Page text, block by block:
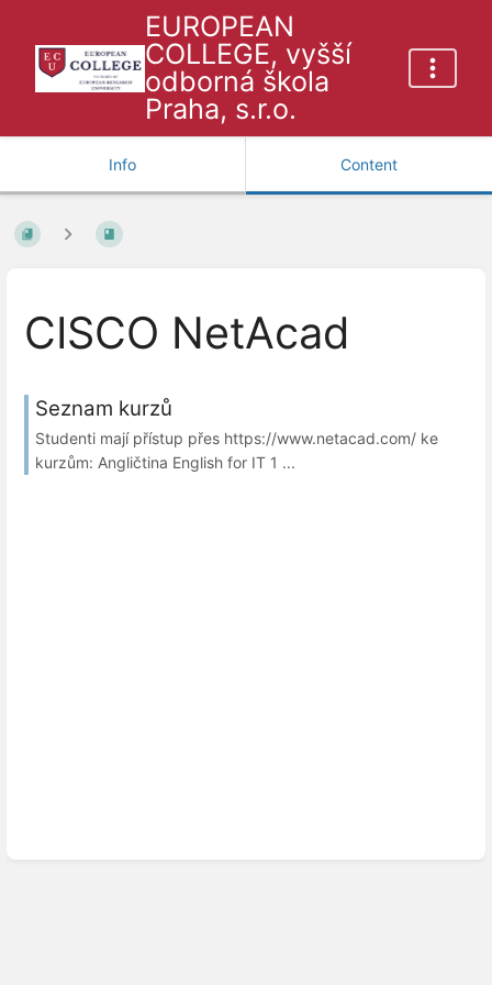
EUROPEAN
COLLEGE, vyšší
odborná škola
Praha, s.r.o.
Info Content
CISCO NetAcad
Seznam kurzů
Studenti mají přístup přes https://www.netacad.com/ ke
kurzům: Angličtina English for IT 1 ...